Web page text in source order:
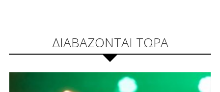
ΔΙΑΒΑΖΟΝΤΑΙ ΤΩΡΑ